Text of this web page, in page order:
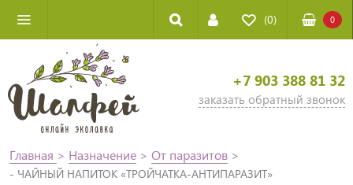
(0) 0
+7 903 388 81 32
заказать обратный звонок
Главная > Назначение > От паразитов >
- ЧАЙНЫЙ НАПИТОК «ТРОЙЧАТКА-АНТИПАРАЗИТ»